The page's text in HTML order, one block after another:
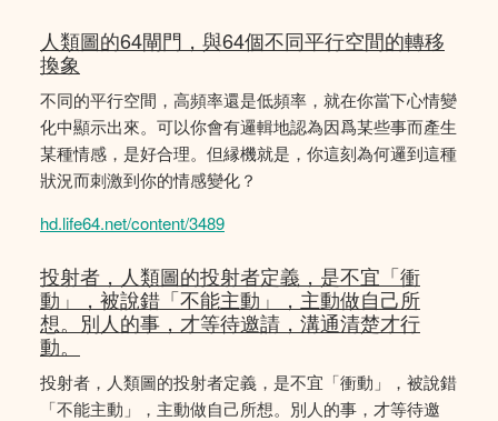
人類圖的64閘門，與64個不同平行空間的轉移
換象
不同的平行空間，高頻率還是低頻率，就在你當下心情變
化中顯示出來。可以你會有邏輯地認為因爲某些事而產生
某種情感，是好合理。但縁機就是，你這刻為何邏到這種
狀況而刺激到你的情感變化？
hd.life64.net/content/3489
投射者，人類圖的投射者定義，是不宜「衝
動」，被說錯「不能主動」，主動做自己所
想。別人的事，才等待邀請，溝通清楚才行
動。
投射者，人類圖的投射者定義，是不宜「衝動」，被說錯
「不能主動」，主動做自己所想。別人的事，才等待邀